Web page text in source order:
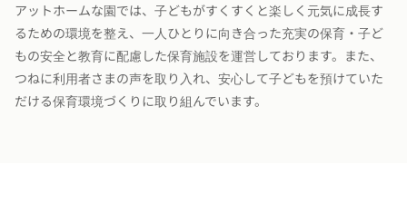
アットホームな園では、子どもがすくすくと楽しく元気に成長す
るための環境を整え、一人ひとりに向き合った充実の保育・子ど
もの安全と教育に配慮した保育施設を運営しております。また、
つねに利用者さまの声を取り入れ、安心して子どもを預けていた
だける保育環境づくりに取り組んでいます。